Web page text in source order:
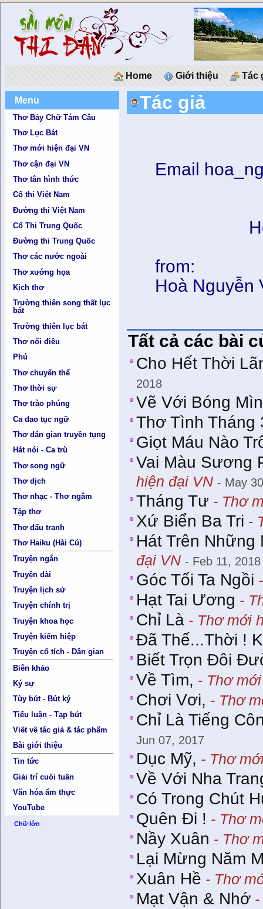
Home Giới thiệu Tác
Menu
Thơ Bảy Chữ Tám Câu
Thơ Lục Bát
Thơ mới hiện đại VN
Thơ cận đại VN
Thơ tân hình thức
Cổ thi Việt Nam
Đường thi Việt Nam
Cổ Thi Trung Quốc
Đường thi Trung Quốc
Thơ các nước ngoài
Thơ xướng họa
Kịch thơ
Trường thiên song thất lục
bát
Trường thiên lục bát
Thơ nối điêu
Phú
Thơ chuyển thể
Thơ thời sự
Thơ trào phúng
Ca dao tục ngữ
Thơ dân gian truyền tụng
Hát nói - Ca trù
Thơ song ngữ
Thơ dịch
Thơ nhạc - Thơ ngâm
Tập thơ
Thơ đấu tranh
Thơ Haiku (Hài Cú)
Truyện ngắn
Truyện dài
Truyện lịch sử
Truyện chính trị
Truyện khoa học
Truyện kiếm hiệp
Truyện cổ tích - Dân gian
Biên khảo
Ký sự
Tùy bút - Bút ký
Tiểu luận - Tạp bút
Viết về tác giả & tác phẩm
Bài giới thiệu
Tin tức
Giải trí cuối tuần
Văn hóa ẩm thực
YouTube
Chữ lớn
Tác giả
Email
from:
Hoà Nguyễn
Tất cả các bài
Cho Hết Thời
2018
Vẽ Với Bóng
Thơ Tình Tháng
Giọt Máu Nào
Vai Màu Sương
hiện đại VN - May
Tháng Tư - Thơ
Xứ Biển Ba Tri -
Hát Trên Những
đại VN - Feb 11, 2018
Góc Tối Ta Ngồi
Hạt Tai Ương -
Chỉ Là - Thơ mới
Đã Thế...Thời !
Biết Trọn Đôi
Về Tìm, - Thơ
Chơi Vơi, - Thơ
Chỉ Là Tiếng
Jun 07, 2017
Dục Mỹ, - Thơ
Về Với Nha
Có Trong Chút
Quên Đi ! - Thơ
Nầy Xuân - Thơ
Lại Mừng Năm
Xuân Hề - Thơ
Mạt Vận & Nhớ